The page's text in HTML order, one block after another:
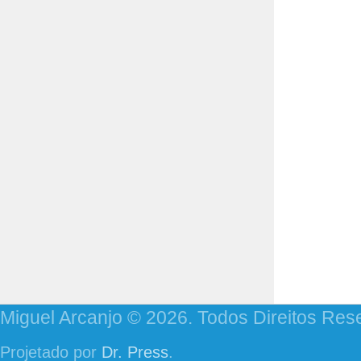
Miguel Arcanjo © 2026. Todos Direitos
Projetado por Dr. Press.